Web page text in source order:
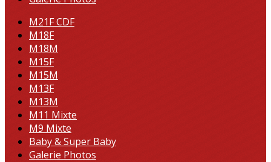
M21F CDF
M18F
M18M
M15F
M15M
M13F
M13M
M11 Mixte
M9 Mixte
Baby & Super Baby
Galerie Photos